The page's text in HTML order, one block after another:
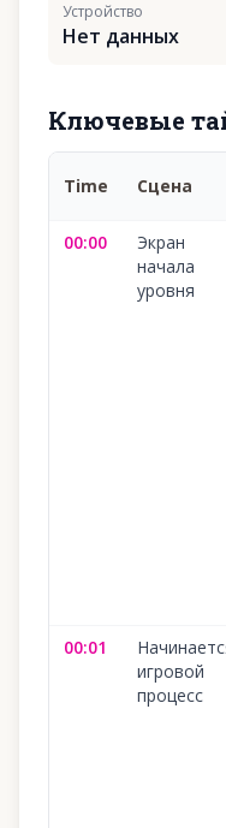
Устройство
Нет данных
Ключевые
Time Сцена
00:00
Экран
начала
уровня
00:01
игровой
процесс